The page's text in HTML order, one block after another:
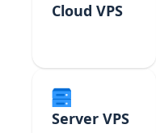
Cloud VPS
Server VPS